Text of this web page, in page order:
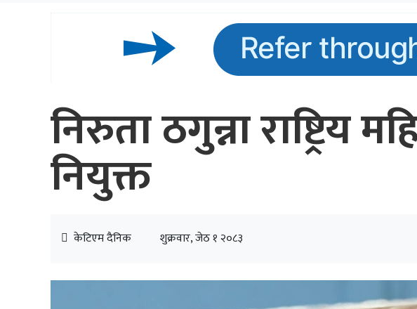
निरुता ठगुन्ना
नियुक्त
केटिएम दैनिक शुक्रवार, जेठ १ २०८३